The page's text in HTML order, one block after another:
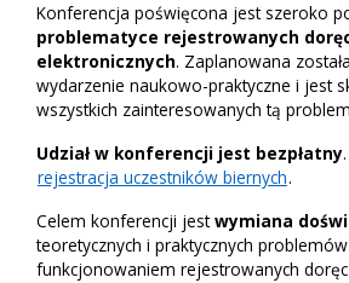
Konferencja poświęcona jest szeroko
problematyce rejestrowanych
elektronicznych. Zaplanowana
wydarzenie naukowo-praktyczne i jest
wszystkich zainteresowanych tą
Udział w konferencji jest bezpłatny
rejestracja uczestników biernych.
Celem konferencji jestwymiana
teoretycznych i praktycznych
funkcjonowaniem rejestrowanych